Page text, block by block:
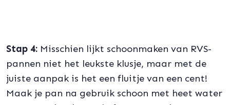
Stap 4: Misschien lijkt schoonmaken van RVS-
pannen niet het leukste klusje, maar met de
juiste aanpak is het een fluitje van een cent!
Maak je pan na gebruik schoon met heet water